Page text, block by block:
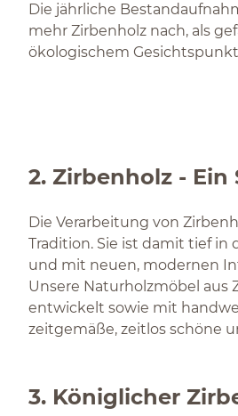
Die jährliche
mehr Zirbenholz nach, als
ökologischem
2. Zirbenholz -
Die Verarbeitung von
Tradition. Sie ist damit tief
und mit neuen, modernen
Unsere Naturholzmöbel aus
entwickelt sowie mit
zeitgemäße, zeitlos schöne
3. Königlicher